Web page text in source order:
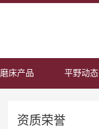
磨床产品 平野动态
资质荣誉